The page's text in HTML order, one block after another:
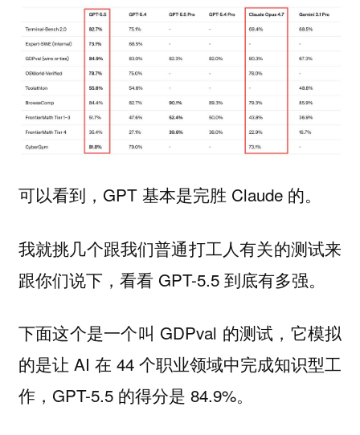
可以看到，GPT 基本是完胜 Claude 的。
我就挑几个跟我们普通打工人有关的测试来
跟你们说下，看看 GPT-5.5 到底有多强。
下面这个是一个叫 GDPval 的测试，它模拟
的是让 AI 在 44 个职业领域中完成知识型工
作，GPT-5.5 的得分是 84.9%。